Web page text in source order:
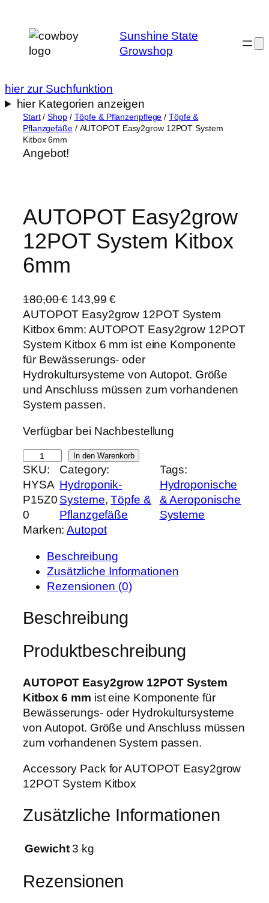
Inhalt
springen
Sunshine State
Growshop
hier zur Suchfunktion
hier Kategorien anzeigen
Start/Shop/ Töpfe & Pflanzenpflege /Töpfe &
Pflanzgefäße/ AUTOPOT Easy2grow 12POT System
Kitbox 6mm
Angebot!
AUTOPOT Easy2grow
12POT System Kitbox
6mm
180,00€ U
r
s
p
r
ü
n
g
i
c
h
e
r
P
r
i
s
w
r
1
8
,
0
0
€
143,99€A
k
t
u
e
l
l
P
r
e
i
s
i
:
1
4
,
9
9
.
AUTOPOT Easy2grow 12POT System
Kitbox 6mm: AUTOPOT Easy2grow 12POT
System Kitbox 6 mm ist eine Komponente
für Bewässerungs- oder
Hydrokultursysteme von Autopot. Größe
und Anschluss müssen zum vorhandenen
System passen.
Verfügbar bei Nachbestellung
U
T
O
P
O
2
w
1
2
P
O
S
y
t
m
i
In den Warenkorb
SKU:
HYSA
P15Z0
0
Category:
Hydroponik-
Systeme, Töpfe &
Pflanzgefäße
Tags:
Hydroponische
& Aeroponische
Systeme
Marken:Autopot
Beschreibung
Zusätzliche Informationen
Rezensionen (0)
Beschreibung
Produktbeschreibung
AUTOPOT Easy2grow 12POT System
Kitbox 6 mm ist eine Komponente für
Bewässerungs- oder Hydrokultursysteme
von Autopot. Größe und Anschluss müssen
zum vorhandenen System passen.
Accessory Pack for AUTOPOT Easy2grow
12POT System Kitbox
Zusätzliche Informationen
Gewicht 3 kg
Rezensionen